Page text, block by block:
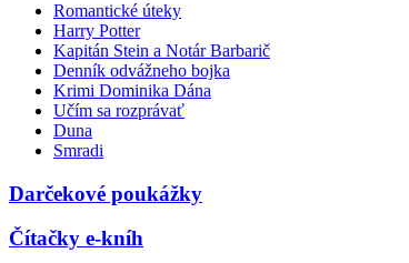
Romantické úteky
Harry Potter
Kapitán Stein a Notár Barbarič
Denník odvážneho bojka
Krimi Dominika Dána
Učím sa rozprávať
Duna
Smradi
Darčekové poukážky
Čítačky e-kníh